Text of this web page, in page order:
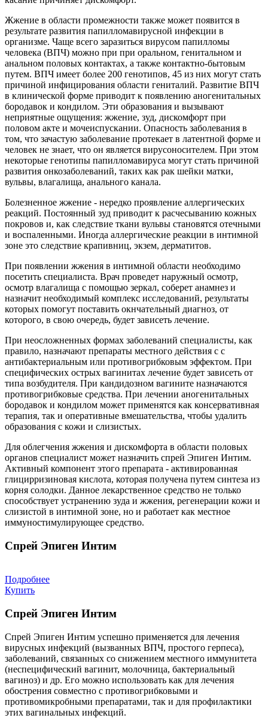
Жжение в области промежности также может появится в
результате развития папилломавирусной инфекции в
организме. Чаще всего заразиться вирусом папилломы
человека (ВПЧ) можно при при оральном, генитальном и
анальном половых контактах, а также контактно-бытовым
путем. ВПЧ имеет более 200 генотипов, 45 из них могут стать
причиной инфицирования области гениталий. Развитие ВПЧ
в клинической форме приводит к появлению аногенитальных
бородавок и кондилом. Эти образования и вызывают
неприятные ощущения: жжение, зуд, дискомфорт при
половом акте и мочеиспускании. Опасность заболевания в
том, что зачастую заболевание протекает в латентной форме и
человек не знает, что он является вирусоносителем. При этом
некоторые генотипы папилломавируса могут стать причиной
развития онкозаболеваний, таких как рак шейки матки,
вульвы, влагалища, анального канала.
Болезненное жжение - нередко проявление аллергических
реакций. Постоянный зуд приводит к расчесыванию кожных
покровов и, как следствие ткани вульвы становятся отечными
и воспаленными. Иногда аллергические реакции в интимной
зоне это следствие крапивниц, экзем, дерматитов.
При появлении жжения в интимной области необходимо
посетить специалиста. Врач проведет наружный осмотр,
осмотр влагалища с помощью зеркал, соберет анамнез и
назначит необходимый комплекс исследований, результаты
которых помогут поставить окнчательный диагноз, от
которого, в свою очередь, будет зависеть лечение.
При неосложненных формах заболеваний специалисты, как
правило, назначают препараты местного действия с с
антибактериальным или противогрибковым эффектом. При
специфических острых вагинитах лечение будет зависеть от
типа возбудителя. При кандидозном вагините назначаются
противогрибковые средства. При лечении аногенитальных
бородавок и кондилом может применятся как консервативная
терапия, так и оперативные вмешательства, чтобы удалить
образования с кожи и слизистых.
Для облегчения жжения и дискомфорта в области половых
органов специалист может назначить спрей Эпиген Интим.
Активный компонент этого препарата - активированная
глицирризиновая кислота, которая получена путем синтеза из
корня солодки. Данное лекарственное средство не только
способствует устранению зуда и жжения, регенерации кожи и
слизистой в интимной зоне, но и работает как местное
иммуностимулирующее средство.
Спрей Эпиген Интим
Подробнее
Купить
Спрей Эпиген Интим
Спрей Эпиген Интим успешно применяется для лечения
вирусных инфекций (вызванных ВПЧ, простого герпеса),
заболеваний, связанных со снижением местного иммунитета
(неспецифический вагинит, молочница, бактериальный
вагиноз) и др. Его можно использовать как для лечения
обострения совместно с противогрибковыми и
противомикробными препаратами, так и для профилактики
этих вагинальных инфекций.